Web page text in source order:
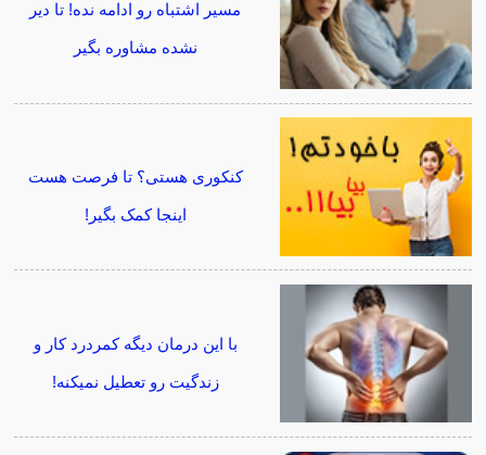
مسیر اشتباه رو ادامه نده! تا دیر
نشده مشاوره بگیر
کنکوری هستی؟ تا فرصت هست
اینجا کمک بگیر!
با این درمان دیگه کمردرد کار و
زندگیت رو تعطیل نمیکنه!